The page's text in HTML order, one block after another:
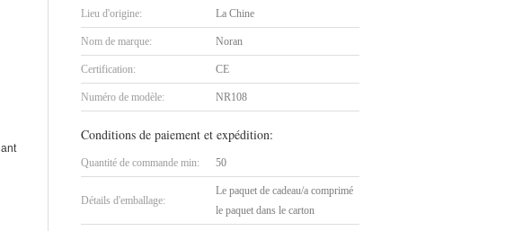
Lieu d'origine: La Chine
Nom de marque: Noran
Certification: CE
Numéro de modèle: NR108
Conditions de paiement et expédition:
Quantité de commande min: 50
Détails d'emballage:
Le paquet de cadeau/a comprimé
le paquet dans le carton